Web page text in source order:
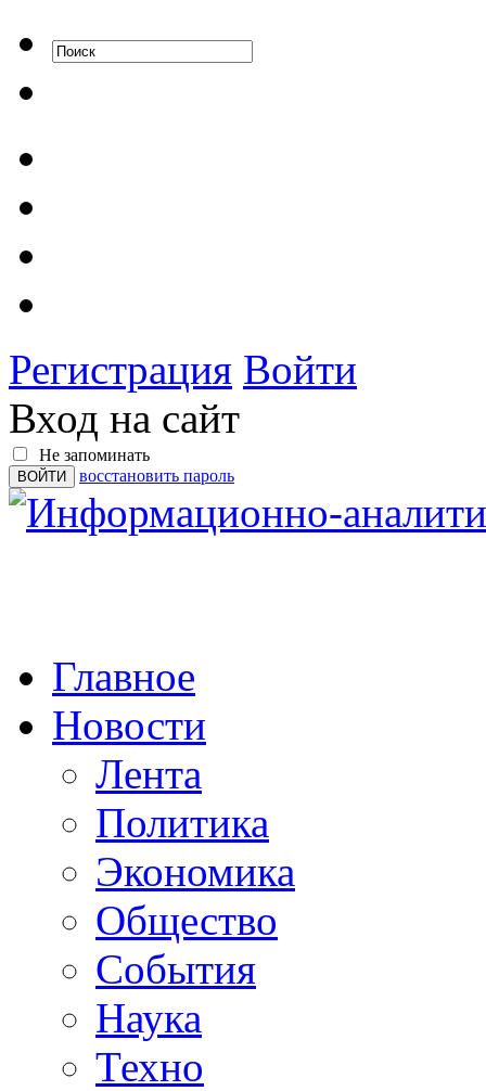
Регистрация Войти
Вход на сайт
Не запоминать
восстановить пароль
Главное
Новости
Лента
Политика
Экономика
Общество
События
Наука
Техно